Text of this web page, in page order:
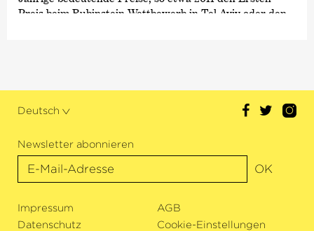
Preis beim Rubinstein-Wettbewerb in Tel Aviv oder den
of the Year‹ ernannt und 2018 erhielt er für sein Liszt-
Album›Transcedental‹
den Grammy Award. Im Oktober
Grammophon das Bach-Doppelalbum
das neben›Die Kunst der Fuge‹ebenso Kompositionen
der Söhne Johann Sebastian Bachs und gemeinsame
Daniil Trifonov arbeitet regelmäßig mit den
Deutsch
Newsletter abonnieren
OK
Impressum
AGB
Datenschutz
Cookie-Einstellungen